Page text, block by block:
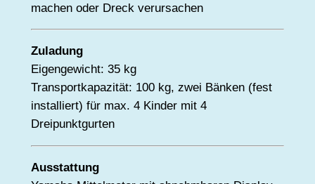
machen oder Dreck verursachen
Zuladung
Eigengewicht: 35 kg
Transportkapazität: 100 kg, zwei Bänken (fest
installiert) für max. 4 Kinder mit 4
Dreipunktgurten
Ausstattung